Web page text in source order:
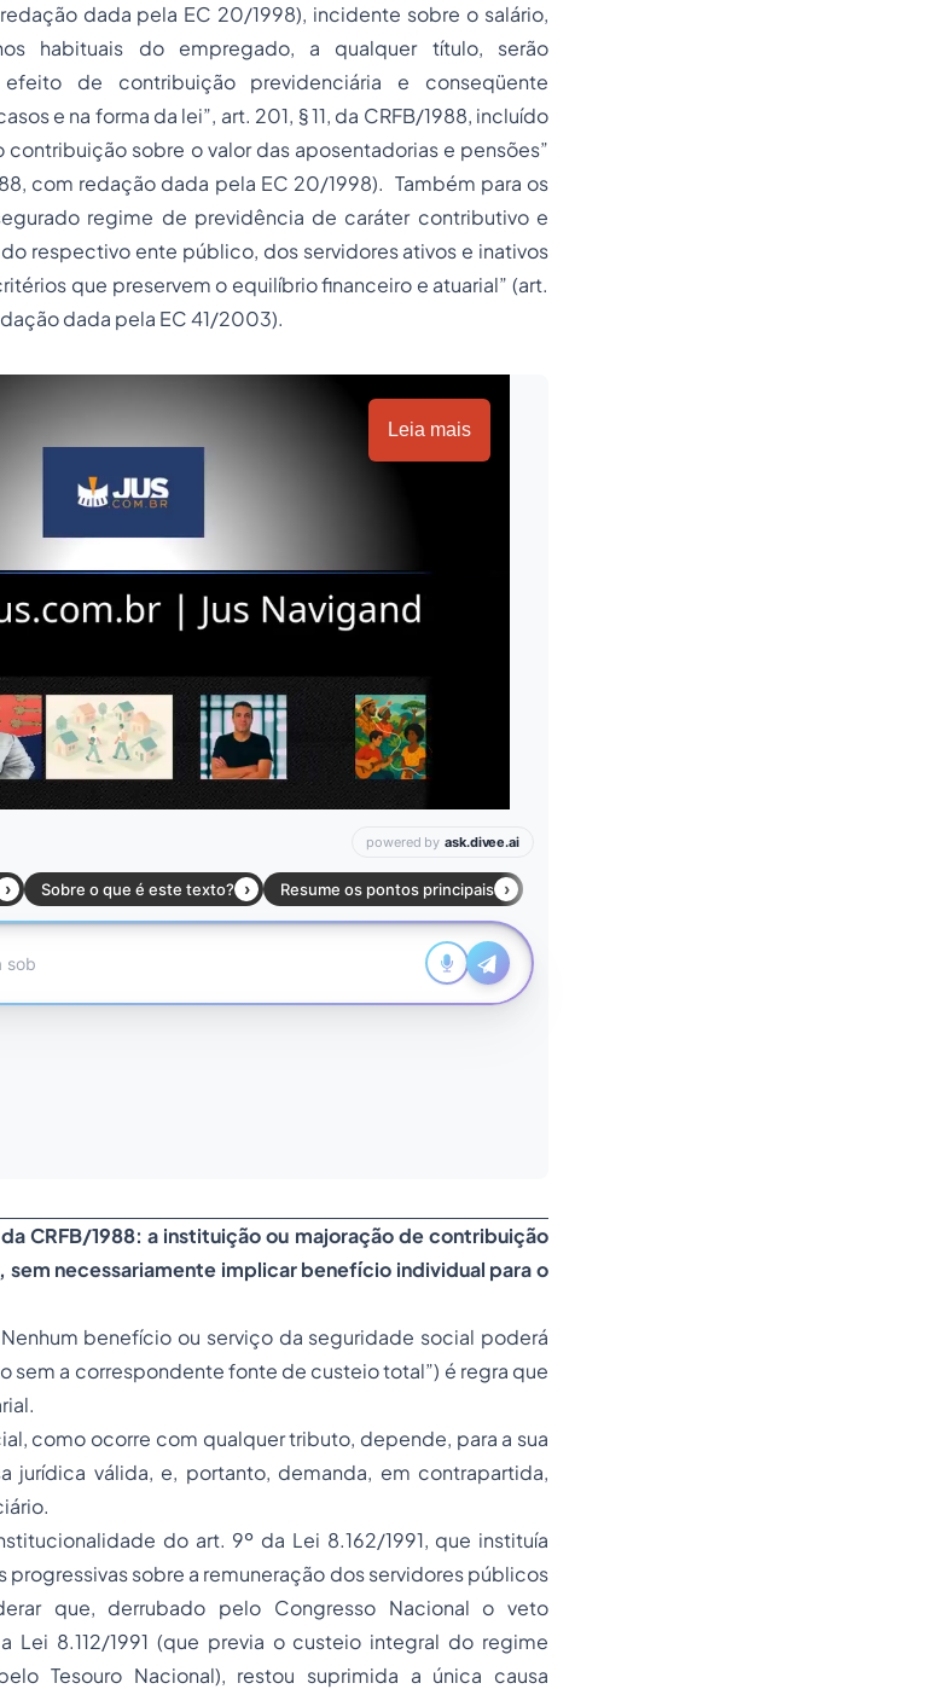
dada pela EC 20/1998), incidente sobre o salário,
habituais do empregado, a qualquer título, serão
de contribuição previdenciária e conseqüente
e na forma da lei”, art. 201, § 11, da CRFB/1988, incluído
contribuição sobre o valor das aposentadorias e pensões”
com redação dada pela EC 20/1998). Também para os
regime de previdência de caráter contributivo e
respectivo ente público, dos servidores ativos e inativos
que preservem o equilíbrio financeiro e atuarial” (art.
dada pela EC 41/2003).
Leia mais
da CRFB/1988: a instituição ou majoração de contribuição
necessariamente implicar benefício individual para o
benefício ou serviço da seguridade social poderá
sem a correspondente fonte de custeio total”) é regra que
como ocorre com qualquer tributo, depende, para a sua
jurídica válida, e, portanto, demanda, em contrapartida,
do art. 9º da Lei 8.162/1991, que instituía
sobre a remuneração dos servidores públicos
que, derrubado pelo Congresso Nacional o veto
Lei 8.112/1991 (que previa o custeio integral do regime
Tesouro Nacional), restou suprimida a única causa